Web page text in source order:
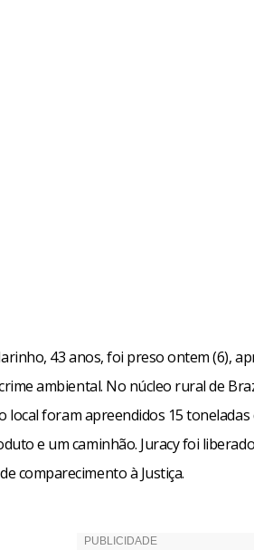
43 anos, foi preso ontem (6),
ambiental. No núcleo rural de
local foram apreendidos 15 toneladas
e um caminhão. Juracy foi
comparecimento à Justiça.